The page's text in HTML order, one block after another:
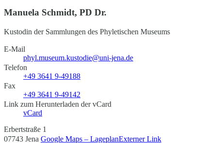
Manuela Schmidt, PD Dr.
Kustodin der Sammlungen des Phyletischen Museums
E-Mail
phyl.museum.kustodie@uni-jena.de
Telefon
+49 3641 9-49188
Fax
+49 3641 9-49142
Link zum Herunterladen der vCard
vCard
Erbertstraße 1
07743 Jena Google Maps – LageplanExterner Link